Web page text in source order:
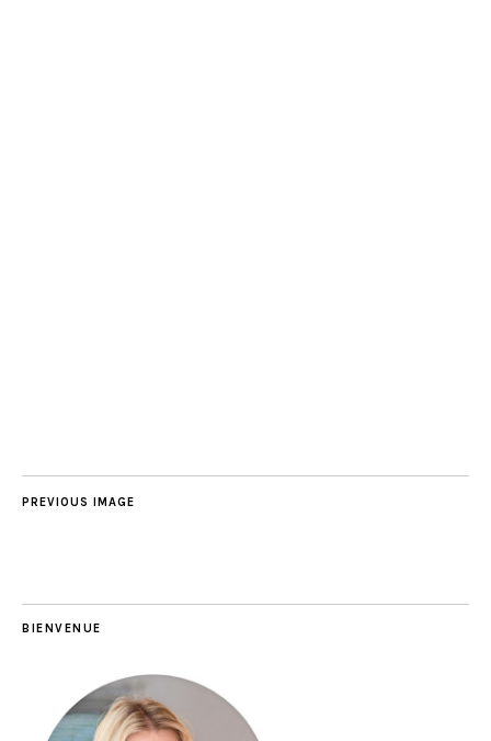
PREVIOUS IMAGE
BIENVENUE